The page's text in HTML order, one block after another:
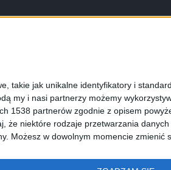
takie jak unikalne identyfikatory i
my i nasi partnerzy możemy
1538 partnerów zgodnie z opisem
że niektóre rodzaje przetwarzania
Możesz w dowolnym momencie zmienić